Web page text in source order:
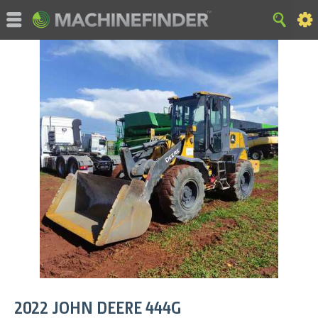
2022 JOHN DEERE444G
©MachineFinder, John Deere ja niihin liittyvät tuotemerkit ovat
Deere & Companyn omaisuutta ja vain Deere'n käytettävissä.
Kaikki oikeudet pidätetään. 2007-2018 Deere & Company.KOTI
SIVUKARTTA | Privacy and Data | Cookie Statement |
Terms of Use